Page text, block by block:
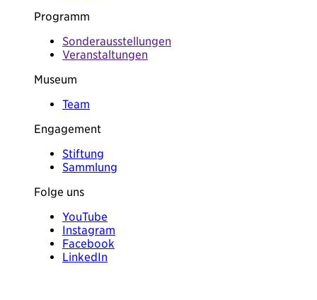
Programm
Sonderausstellungen
Veranstaltungen
Museum
Team
Engagement
Stiftung
Sammlung
Folge uns
YouTube
Instagram
Facebook
LinkedIn